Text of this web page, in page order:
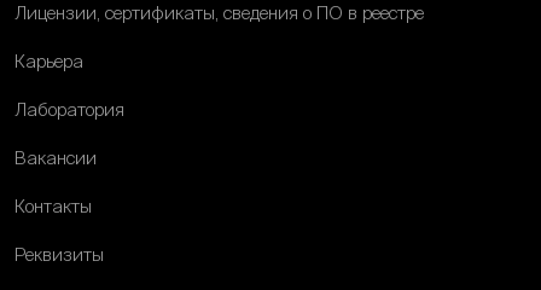
Лицензии, сертификаты, сведения о ПО в реестре
Карьера
Лаборатория
Вакансии
Контакты
Реквизиты